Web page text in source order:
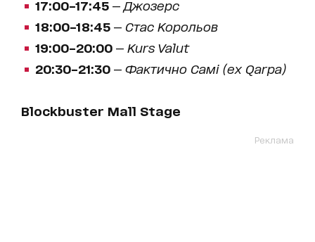
17:00–17:45 — Джозерс
18:00–18:45 — Стас Корольов
19:00–20:00 — Kurs Valut
20:30–21:30 — Фактично Самі (ex Qarpa)
Blockbuster Mall Stage
Реклама